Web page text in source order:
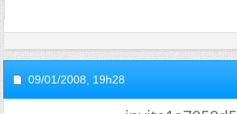
09/01/2008, 19h28